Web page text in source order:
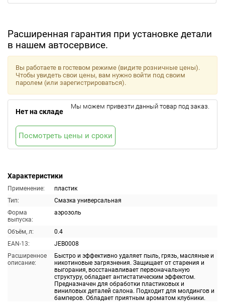
Расширенная гарантия при установке детали
в нашем автосервисе.
Характеристики
Применение:
пластик
Тип:
Смазка универсальная
Форма
выпуска:
аэрозоль
Объём, л:
0.4
EAN-13:
JEB0008
Расширенное
описание:
Быстро и эффективно удаляет пыль, грязь, масляные и
никотиновые загрязнения. Защищает от старения и
выгорания, восстанавливает первоначальную
структуру, обладает антистатическим эффектом.
Предназначен для обработки пластиковых и
виниловых деталей салона. Подходит для молдингов и
бамперов. Обладает приятным ароматом клубники.
Вы работаете в гостевом режиме (видите розничные цены).
Чтобы увидеть свои цены, вам нужно войти под своим
паролем (или зарегистрироваться).
Нет на складе
Мы можем привезти данный товар под заказ.
Посмотреть цены и сроки